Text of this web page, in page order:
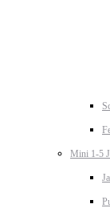
Mini 1-5